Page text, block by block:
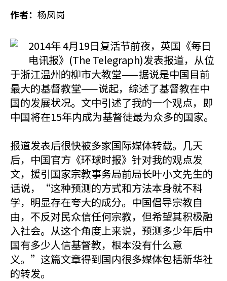
作者： 杨凤岗
2014年 4月19日复活节前夜，英国《每日
电讯报》(The Telegraph)发表报道，从位
于浙江温州的柳市大教堂——据说是中国目前
最大的基督教堂——说起，综述了基督教在中
国的发展状况。文中引述了我的一个观点，即
中国将在15年内成为基督徒最为众多的国家。
报道发表后很快被多家国际媒体转载。几天
后，中国官方《环球时报》针对我的观点发
文，援引国家宗教事务局前局长叶小文先生的
话说，“这种预测的方式和方法本身就不科
学，明显存在夸大的成分。中国倡导宗教自
由，不反对民众信任何宗教，但希望其积极融
入社会。从这个角度上来说，预测多少年后中
国有多少人信基督教，根本没有什么意
义。”这篇文章得到国内很多媒体包括新华社
的转发。